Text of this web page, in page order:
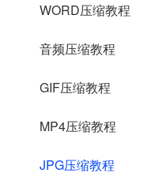
WORD压缩教程
音频压缩教程
GIF压缩教程
MP4压缩教程
JPG压缩教程